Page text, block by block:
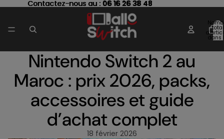
Contactez-nous au : 06 16 26 38 48
Contactez-nous au : 06 16 26 38 48
total
dans
Nintendo Switch 2 au
Maroc : prix 2026, packs,
accessoires et guide
d’achat complet
18 février 2026